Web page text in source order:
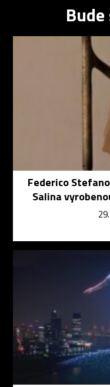
Federico
Salina